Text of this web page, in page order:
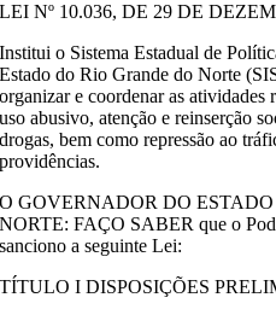
LEI Nº 10.036, DE 29 DE
Institui o Sistema Estadual de
Estado do Rio Grande do Norte
organizar e coordenar as atividades
uso abusivo, atenção e reinserção
drogas, bem como repressão ao
providências.
O GOVERNADOR DO
NORTE: FAÇO SABER que o
sanciono a seguinte Lei:
TÍTULO I DISPOSIÇÕES